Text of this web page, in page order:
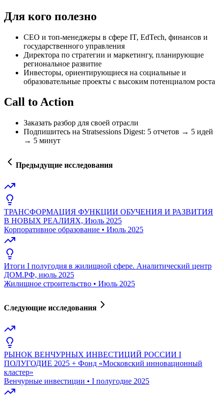
Для кого полезно
СЕО и топ-менеджеры в сфере IT, EdTech, финансов и
государственного управления
Директора по стратегии и маркетингу, планирующие
региональное развитие
Инвесторы, ориентирующиеся на социальные и
образовательные проекты с высоким потенциалом роста
Call to Action
Заказать разбор для своей отрасли
Подпишитесь на Stratsessions Digest: 5 отчетов → 5 идей
→ 5 минут
Предыдущие исследования
ТРАНСФОРМАЦИЯ ФУНКЦИИ ОБУЧЕНИЯ И РАЗВИТИЯ
В НОВЫХ РЕАЛИЯХ, Июль 2025
Корпоративное образование • Июль 2025
Итоги I полугодия в жилищной сфере. Аналитический центр
ДОМ.РФ, июль 2025
Жилищное строительство • Июль 2025
Следующие исследования
РЫНОК ВЕНЧУРНЫХ ИНВЕСТИЦИЙ РОССИИ I
ПОЛУГОДИЕ 2025 + Фонд «Московский инновационный
кластер»
Венчурные инвестиции • I полугодие 2025